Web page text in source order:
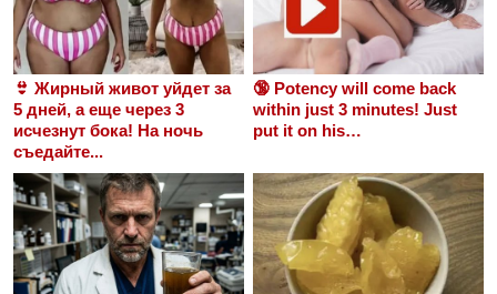
👙 Жирный живот уйдет за
5 дней, а еще через 3
исчезнут бока! На ночь
съедайте...
🔞 Potency will come back
within just 3 minutes! Just
put it on his…